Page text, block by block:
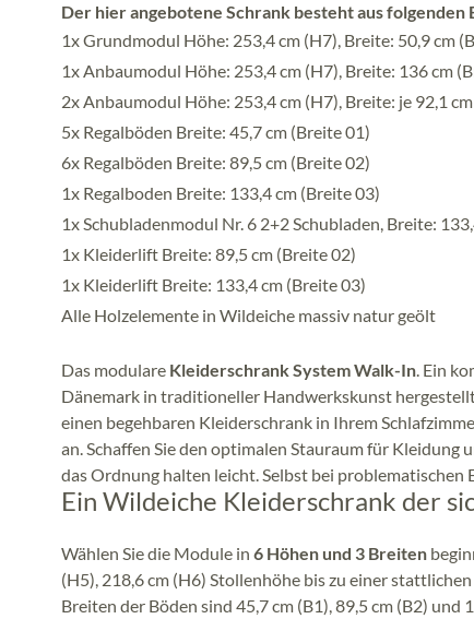
Der hier angebotene Schrank besteht aus folgenden
1x Grundmodul Höhe: 253,4 cm (H7), Breite: 50,9 cm
1x Anbaumodul Höhe: 253,4 cm (H7), Breite: 136 cm
2x Anbaumodul Höhe: 253,4 cm (H7), Breite: je 92,1
5x Regalböden Breite: 45,7 cm (Breite 01)
6x Regalböden Breite: 89,5 cm (Breite 02)
1x Regalboden Breite: 133,4 cm (Breite 03)
1x Schubladenmodul Nr. 6 2+2 Schubladen, Breite:
1x Kleiderlift Breite: 89,5 cm (Breite 02)
1x Kleiderlift Breite: 133,4 cm (Breite 03)
Alle Holzelemente in Wildeiche massiv natur geölt
Das modulare Kleiderschrank System Walk-In . Ein
Dänemark in traditioneller Handwerkskunst
einen begehbaren Kleiderschrank in Ihrem
an. Schaffen Sie den optimalen Stauraum für Kleidung
das Ordnung halten leicht. Selbst bei
Ein Wildeiche Kleiderschrank der
Wählen Sie die Module in 6 Höhen und 3 Breiten
(H5), 218,6 cm (H6) Stollenhöhe bis zu einer
Breiten der Böden sind 45,7 cm (B1), 89,5 cm (B2)